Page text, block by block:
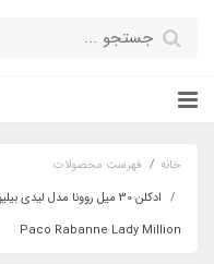
خانه
فهرست محصولات
Paco Rabanne Lady Million